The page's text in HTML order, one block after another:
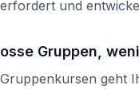
und
Gruppen,
geht